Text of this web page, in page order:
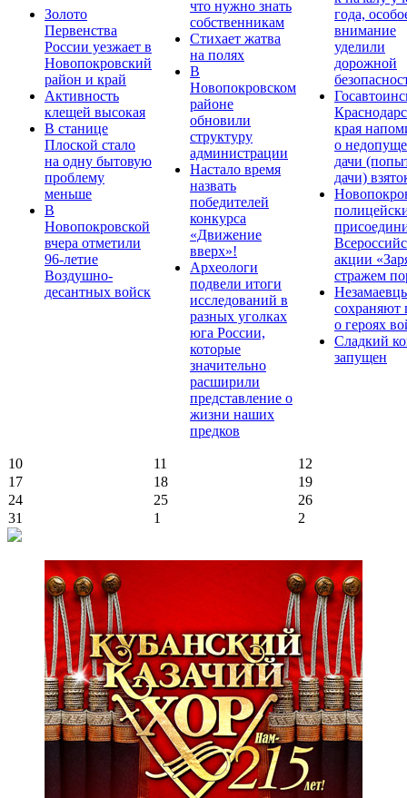
Золото
Первенства
России уезжает в
Новопокровский
район и край
Активность
клещей высокая
В станице
Плоской стало
на одну бытовую
проблему
меньше
В
Новопокровской
вчера отметили
96-летие
Воздушно-
десантных войск
что нужно знать
собственникам
Стихает жатва
на полях
В
Новопокровском
районе
обновили
структуру
администрации
Настало время
назвать
победителей
конкурса
«Движение
вверх»!
Археологи
подвели итоги
исследований в
разных уголках
юга России,
которые
значительно
расширили
представление о
жизни наших
предков
года,
внимание
уделили
дорожной
края
о
дачи
дачи)
акции
стражем
сохраняют
о героях
Сладкий
запущен
10 11
12
17
18
19
24
25
26
31
1 2